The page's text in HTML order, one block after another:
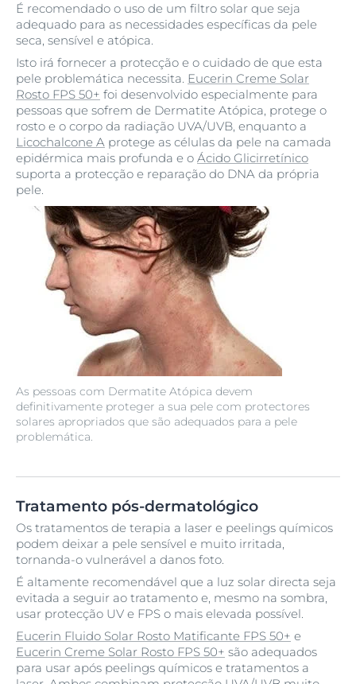
As pessoas com Dermatite Atópica devem
definitivamente proteger a sua pele com protectores
solares apropriados que são adequados para a pele
problemática.
É recomendado o uso de um filtro solar que seja
adequado para as necessidades específicas da pele
seca, sensível e atópica.
Isto irá fornecer a protecção e o cuidado de que esta
pele problemática necessita. Eucerin Creme Solar
Rosto FPS 50+ foi desenvolvido especialmente para
pessoas que sofrem de Dermatite Atópica, protege o
rosto e o corpo da radiação UVA/UVB, enquanto a
Licochalcone A protege as células da pele na camada
epidérmica mais profunda e o Ácido Glicirretínico
suporta a protecção e reparação do DNA da própria
pele.
Tratamento pós-dermatológico
Os tratamentos de terapia a laser e peelings químicos
podem deixar a pele sensível e muito irritada,
tornanda-o vulnerável a danos foto.
É altamente recomendável que a luz solar directa seja
evitada a seguir ao tratamento e, mesmo na sombra,
usar protecção UV e FPS o mais elevada possível.
Eucerin Fluido Solar Rosto Matificante FPS 50+ e
Eucerin Creme Solar Rosto FPS 50+ são adequados
para usar após peelings químicos e tratamentos a